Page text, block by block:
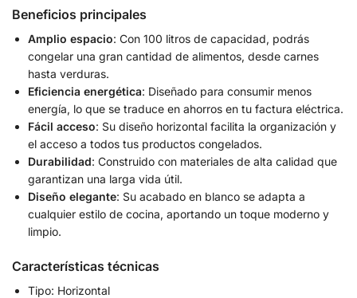
Beneficios principales
Amplio espacio: Con 100 litros de capacidad, podrás
congelar una gran cantidad de alimentos, desde carnes
hasta verduras.
Eficiencia energética: Diseñado para consumir menos
energía, lo que se traduce en ahorros en tu factura eléctrica.
Fácil acceso: Su diseño horizontal facilita la organización y
el acceso a todos tus productos congelados.
Durabilidad: Construido con materiales de alta calidad que
garantizan una larga vida útil.
Diseño elegante: Su acabado en blanco se adapta a
cualquier estilo de cocina, aportando un toque moderno y
limpio.
Características técnicas
Tipo: Horizontal